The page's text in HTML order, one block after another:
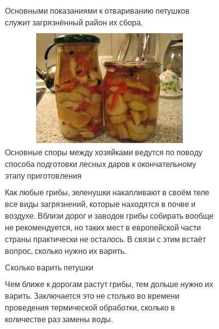
Основными показаниями к отвариванию петушков
служит загрязнённый район их сбора.
Основные споры между хозяйками ведутся по поводу
способа подготовки лесных даров к окончательному
этапу приготовления
Как любые грибы, зеленушки накапливают в своём теле
все виды загрязнений, которые находятся в почве и
воздухе. Вблизи дорог и заводов грибы собирать вообще
не рекомендуется, но таких мест в европейской части
страны практически не осталось. В связи с этим встаёт
вопрос, сколько нужно их варить.
Сколько варить петушки
Чем ближе к дорогам растут грибы, тем дольше нужно их
варить. Заключается это не столько во времени
проведения термической обработки, сколько в
количестве раз замены воды.